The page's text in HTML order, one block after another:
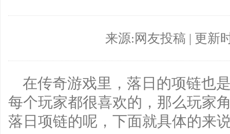
来源:网友投稿 | 更新
在传奇游戏里，落日的项链也
每个玩家都很喜欢的，那么玩家
落日项链的呢，下面就具体的来